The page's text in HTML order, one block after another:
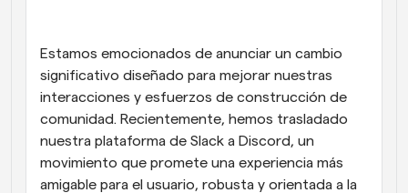
Programación potenciadda con llamadas
impulsadas por IA
Automatiza la programación y los recordatorios
Mantente al día con las últimas noticias y
actualizaciones
Reuniones Instantáneas
Reúnete con clientes en minutos
Estamos emocionados de anunciar un cambio
significativo diseñado para mejorar nuestras
interacciones y esfuerzos de construcción de
comunidad. Recientemente, hemos trasladado
nuestra plataforma de Slack a Discord, un
movimiento que promete una experiencia más
amigable para el usuario, robusta y orientada a la